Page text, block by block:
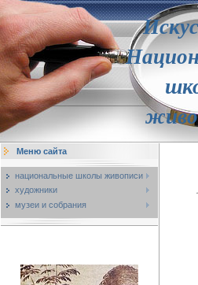
Меню сайта
национальные школы живописи
художники
музеи и собрания